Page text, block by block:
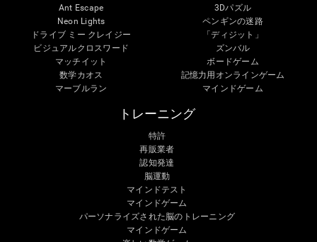
Ant Escape
Neon Lights
ドライブ ミー クレイジー
ビジュアルクロスワード
マッチイット
数学カオス
マーブルラン
3Dパズル
ペンギンの迷路
「ディジット」
ズンバル
ボードゲーム
記憶力用オンラインゲーム
マインドゲーム
トレーニング
特許
再販業者
認知発達
脳運動
マインドテスト
マインドゲーム
パーソナライズされた脳のトレーニング
マインドゲーム